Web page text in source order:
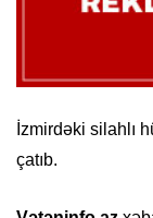
İzmirdəki silahlı
çatıb.